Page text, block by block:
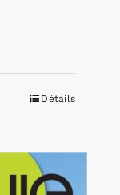
Détails